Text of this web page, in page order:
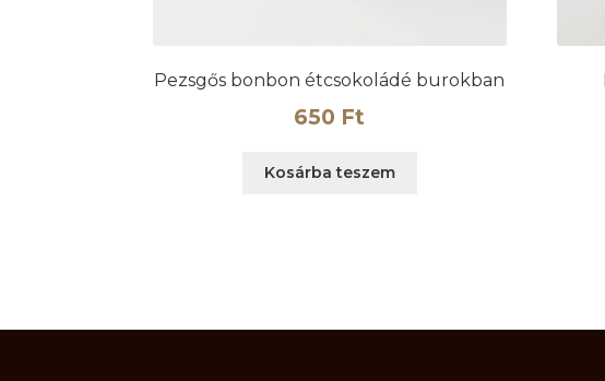
Pezsgős bonbon étcsokoládé burokban
650 Ft
Kosárba teszem